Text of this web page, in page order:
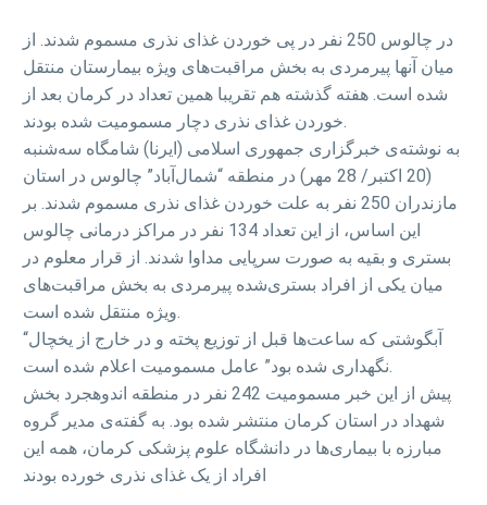
در چالوس 250 نفر در پی خوردن غذای نذری مسموم شدند. از
میان آنها پیرمردی به بخش مراقبت‌های ویژه بیمارستان منتقل
شده است. هفته گذشته هم تقریبا همین تعداد در کرمان بعد از
خوردن غذای نذری دچار مسمومیت شده بودند.
به نوشته‌ی خبرگزاری جمهوری اسلامی (ایرنا) شامگاه سه‌شنبه
(20 اکتبر/ 28 مهر) در منطقه “شمال‌آباد” چالوس در استان
مازندران 250 نفر به علت خوردن غذای نذری مسموم شدند. بر
این اساس، از این تعداد 134 نفر در مراکز درمانی چالوس
بستری و بقیه به صورت سرپایی مداوا شدند. از قرار معلوم در
میان یکی از افراد بستری‌شده پیرمردی به بخش مراقبت‌های
ویژه منتقل شده است.
“آبگوشتی که ساعت‌ها قبل از توزیع پخته و در خارج از یخچال
نگهداری شده بود” عامل مسمومیت اعلام شده است.
پیش از این خبر مسمومیت 242 نفر در منطقه اندوهجرد بخش
شهداد در استان کرمان منتشر شده بود. به گفته‌ی مدیر گروه
مبارزه با بیماری‌ها در دانشگاه علوم پزشکی کرمان، همه این
افراد از یک غذای نذری خورده بودند